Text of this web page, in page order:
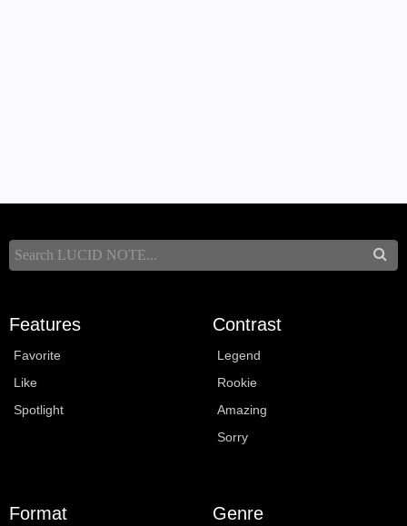
Features
Favorite
Like
Spotlight
Contrast
Legend
Rookie
Amazing
Sorry
Format Genre